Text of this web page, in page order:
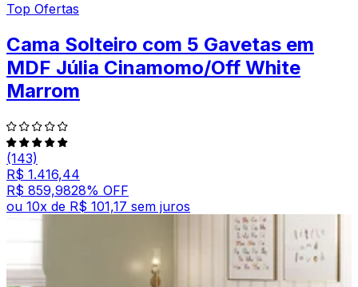
Top Ofertas
Cama Solteiro com 5 Gavetas em
MDF Júlia Cinamomo/Off White
Marrom
(143)
R$ 1.416,44
R$ 859,9828% OFF
ou 10x de R$ 101,17 sem juros